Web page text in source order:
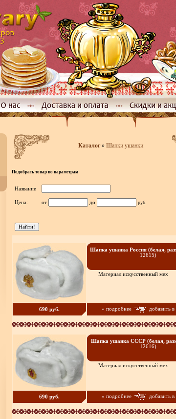
Каталог» Шапки ушанки
Подобрать товар по параметрам
Название
Цена: от до руб.
Шапка ушанка Россия (белая,
12615)
Материал искусственный мех
690 руб. » подробнее добавить в
Шапка ушанка СССР (белая,
12616)
Материал искусственный мех
690 руб. » подробнее добавить в